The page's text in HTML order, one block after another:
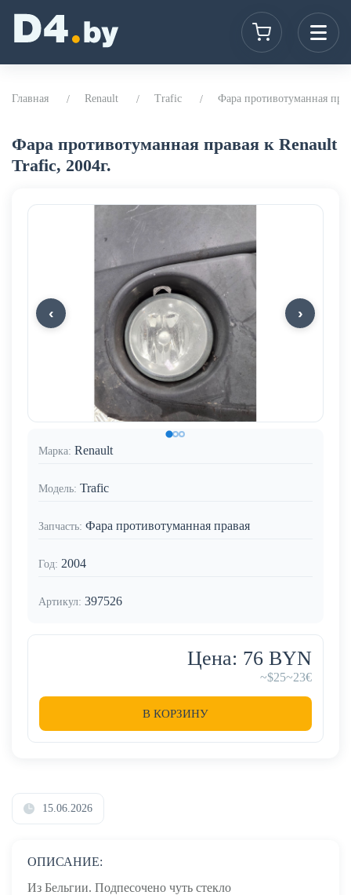
Главная Renault Trafic Фара противотуманная
Фара противотуманная правая к Renault
Trafic, 2004г.
Марка: Renault
Модель: Trafic
Запчасть: Фара противотуманная правая
Год: 2004
Артикул: 397526
Цена: 76 BYN
~$25~23€
В КОРЗИНУ
15.06.2026
ОПИСАНИЕ:
Из Бельгии. Подпесочено чуть стекло